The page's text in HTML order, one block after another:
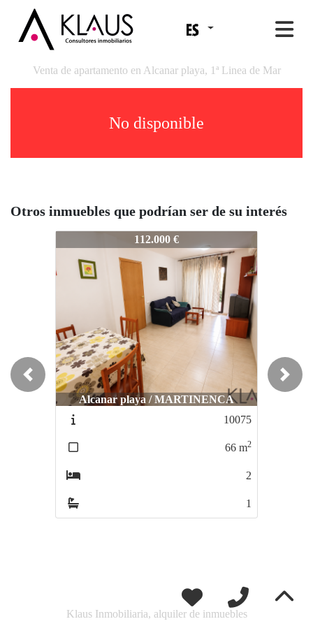
Venta de apartamento en Alcanar playa, 1ª Linea de Mar
No disponible
Otros inmuebles que podrían ser de su interés
ARXIVAT10072A112.000 €
Alcanar playa / MARTINENCA
10075
66 m2
2
1
Previous Next
Klaus Inmobiliaria, alquiler de inmuebles